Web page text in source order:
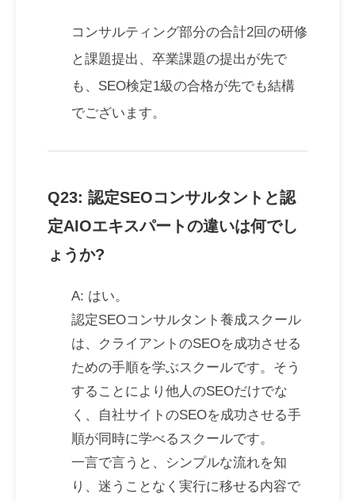
コンサルティング部分の合計2回の研修
と課題提出、卒業課題の提出が先で
も、SEO検定1級の合格が先でも結構
でございます。
Q23: 認定SEOコンサルタントと認
定AIOエキスパートの違いは何でし
ょうか?
A: はい。
認定SEOコンサルタント養成スクール
は、クライアントのSEOを成功させる
ための手順を学ぶスクールです。そう
することにより他人のSEOだけでな
く、自社サイトのSEOを成功させる手
順が同時に学べるスクールです。
一言で言うと、シンプルな流れを知
り、迷うことなく実行に移せる内容で